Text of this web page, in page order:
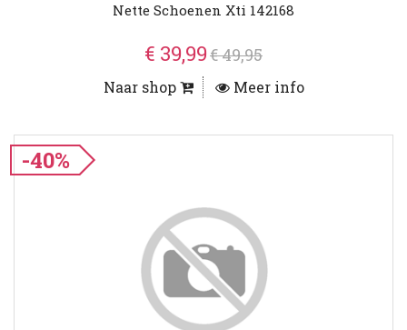
Nette Schoenen Xti 142168
€ 39,99€ 49,95
Naar shop Meer info
-40%